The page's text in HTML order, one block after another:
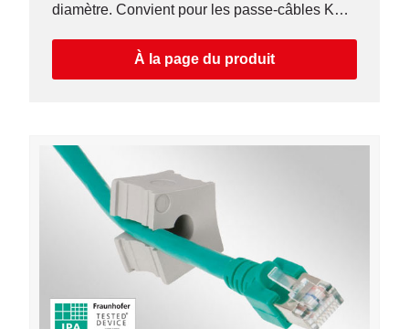
diamètre. Convient pour les passe-câbles KEL-
À la page du produit